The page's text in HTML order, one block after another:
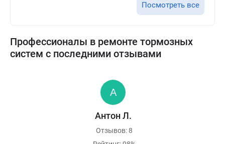
Посмотреть все
Профессионалы в ремонте тормозных
систем с последними отзывами
Антон Л.
Отзывов: 8